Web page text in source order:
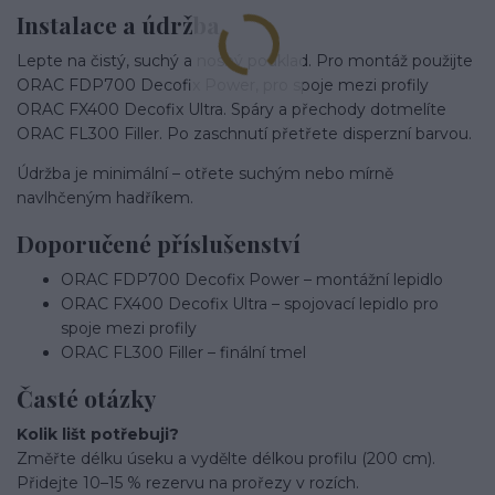
Instalace a údržba
Lepte na čistý, suchý a nosný podklad. Pro montáž použijte
ORAC FDP700 Decofix Power, pro spoje mezi profily
ORAC FX400 Decofix Ultra. Spáry a přechody dotmelíte
ORAC FL300 Filler. Po zaschnutí přetřete disperzní barvou.
Údržba je minimální – otřete suchým nebo mírně
navlhčeným hadříkem.
Doporučené příslušenství
ORAC FDP700 Decofix Power – montážní lepidlo
ORAC FX400 Decofix Ultra – spojovací lepidlo pro
spoje mezi profily
ORAC FL300 Filler – finální tmel
Časté otázky
Kolik lišt potřebuji?
Změřte délku úseku a vydělte délkou profilu (200 cm).
Přidejte 10–15 % rezervu na prořezy v rozích.